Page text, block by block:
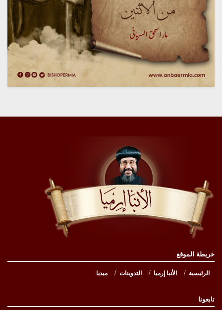
خريطة الموقع
الرئيسية الأنبا إرميا التدوينات ميديا
تابعونا